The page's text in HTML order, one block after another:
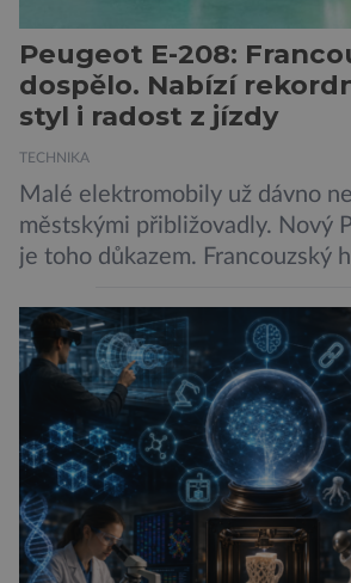
Peugeot E-208:
dospělo. Nabízí
styl i radost z jízdy
TECHNIKA
Malé elektromobily už dávno
městskými přibližovadly. Nový
je toho důkazem. Francouzský
dojezd a modernější
ukazuje, že i kompaktní
autem, se kterým bez obav
města Peugeot se u modelu
černého už […]